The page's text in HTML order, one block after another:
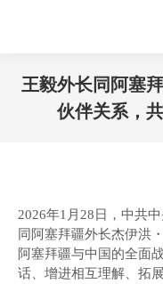
王毅外长同阿塞
伙伴关系，
2026年1月28日，中共
同阿塞拜疆外长杰伊洪
阿塞拜疆与中国的全面
话、增进相互理解、拓